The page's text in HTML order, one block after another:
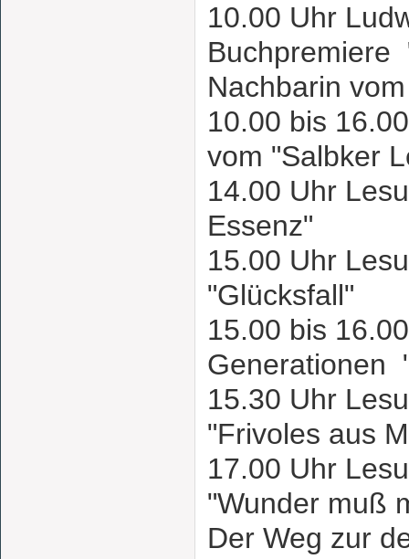
10.00 Uhr
Buchpremiere
Nachbarin
10.00 bis
vom "Salbker
14.00 Uhr
Essenz"
15.00 Uhr
"Glücksfall"
15.00 bis
Generationen
15.30 Uhr
"Frivoles aus
17.00 Uhr
"Wunder muß
Der Weg zur